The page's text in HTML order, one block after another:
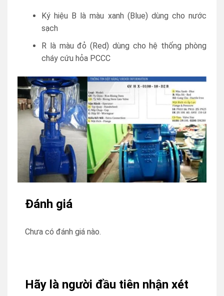
Ký hiệu B là màu xanh (Blue) dùng cho nước
sạch
R là màu đỏ (Red) dùng cho hệ thống phòng
cháy cứu hỏa PCCC
Đánh giá
Chưa có đánh giá nào.
Hãy là người đầu tiên nhận xét